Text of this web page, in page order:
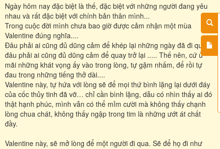
Ngày hôm nay đặc biệt là thế, đặc biệt với những người đang yêu
nhau và rất đặc biệt với chính bản thân mình...
Trong cuộc đời mình chưa bao giờ được cảm nhận một mùa
Valentine đúng nghĩa....
Đâu phải ai cũng đủ dũng cảm để khép lại những ngày đã đi qua,
đâu phải ai cũng đủ dũng cảm để quay trở lại ..... Thế nên, cứ ủ
mãi những khát vọng ấy vào trong lòng, tự gặm nhấm, để rồi tự
đau trong những tiếng thở dài....
Valentine này, tự hứa với lòng sẽ để mọi thứ bình lặng lại dưới đáy
của cốc thủy tinh đã vỡ… chỉ cần bình lặng, dẫu có nhìn thấy ai đó
thật hạnh phúc, mình vẫn có thể mỉm cười mà không thấy chạnh
lòng chua chát, không thấy ngập trong tim là những ướt át chất
đầy.
Valentine này, sẽ mở lòng để một người đi qua. Sẽ để họ đi như